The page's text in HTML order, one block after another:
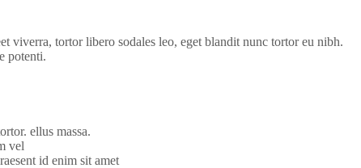
viverra, tortor libero sodales leo, eget blandit nunc tortor eu nibh.
potenti.
ellus massa.
vel
id enim sit amet